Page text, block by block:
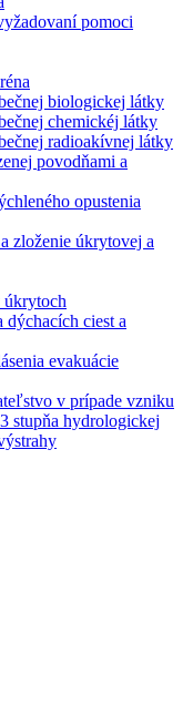
pomoci
biologickej látky
chemickéj látky
radioakívnej látky
povodňami a
opustenia
zloženie úkrytovej a
úkrytoch
dýchacích ciest a
evakuácie
v prípade vzniku
stupňa hydrologickej